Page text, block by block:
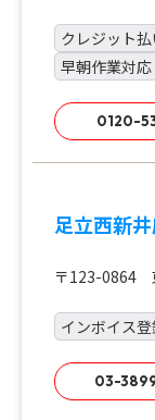
クレジット
早朝作業対応
0120-
足立西新
〒123-0864
インボイス
03-